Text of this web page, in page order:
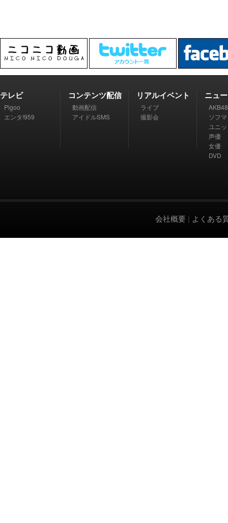
テレビ
Pigoo
エンタ!959
コンテンツ配信
動画配信
アイドルSMS
リアルイベント
ライブ
撮影会
ニュ
AKB48
ソフ
ユニ
声優
女優
DVD
会社概要 | よくある